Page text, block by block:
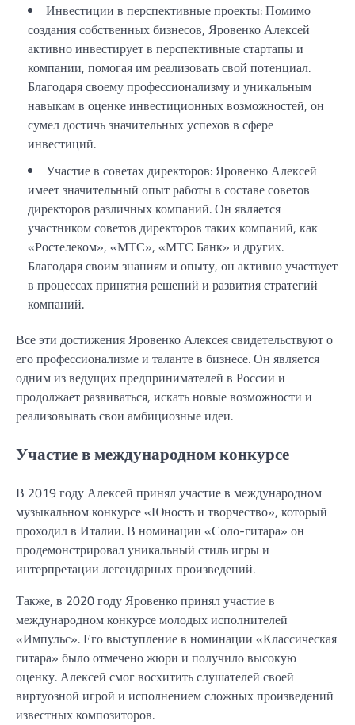
Инвестиции в перспективные проекты: Помимо
создания собственных бизнесов, Яровенко Алексей
активно инвестирует в перспективные стартапы и
компании, помогая им реализовать свой потенциал.
Благодаря своему профессионализму и уникальным
навыкам в оценке инвестиционных возможностей, он
сумел достичь значительных успехов в сфере
инвестиций.
Участие в советах директоров: Яровенко Алексей
имеет значительный опыт работы в составе советов
директоров различных компаний. Он является
участником советов директоров таких компаний, как
«Ростелеком», «МТС», «МТС Банк» и других.
Благодаря своим знаниям и опыту, он активно участвует
в процессах принятия решений и развития стратегий
компаний.
Все эти достижения Яровенко Алексея свидетельствуют о
его профессионализме и таланте в бизнесе. Он является
одним из ведущих предпринимателей в России и
продолжает развиваться, искать новые возможности и
реализовывать свои амбициозные идеи.
Участие в международном конкурсе
В 2019 году Алексей принял участие в международном
музыкальном конкурсе «Юность и творчество», который
проходил в Италии. В номинации «Соло-гитара» он
продемонстрировал уникальный стиль игры и
интерпретации легендарных произведений.
Также, в 2020 году Яровенко принял участие в
международном конкурсе молодых исполнителей
«Импульс». Его выступление в номинации «Классическая
гитара» было отмечено жюри и получило высокую
оценку. Алексей смог восхитить слушателей своей
виртуозной игрой и исполнением сложных произведений
известных композиторов.